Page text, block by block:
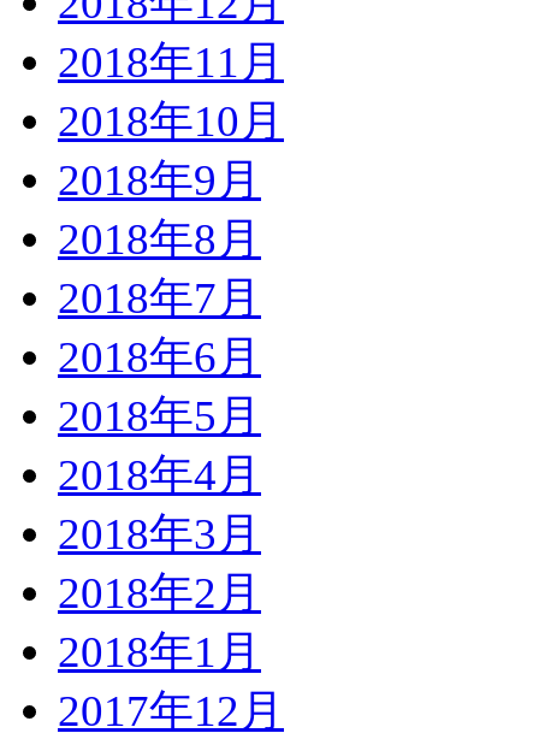
2018年11月
2018年10月
2018年9月
2018年8月
2018年7月
2018年6月
2018年5月
2018年4月
2018年3月
2018年2月
2018年1月
2017年12月